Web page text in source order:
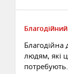
Благодійна
людям, які
потребують.